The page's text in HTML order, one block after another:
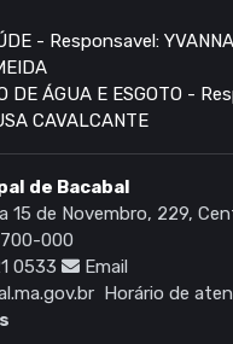
- Responsavel:
DE ÁGUA E ESGOTO -
CAVALCANTE
de Bacabal
15 de Novembro, 229,
000
0533
Email
Horário de